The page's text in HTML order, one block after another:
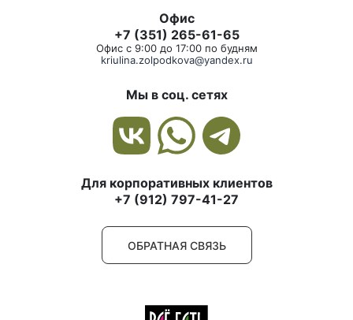
Офис
+7 (351) 265-61-65
Офис с 9:00 до 17:00 по будням
kriulina.zolpodkova@yandex.ru
Мы в соц. сетях
Для корпоративных клиентов
+7 (912) 797-41-27
ОБРАТНАЯ СВЯЗЬ